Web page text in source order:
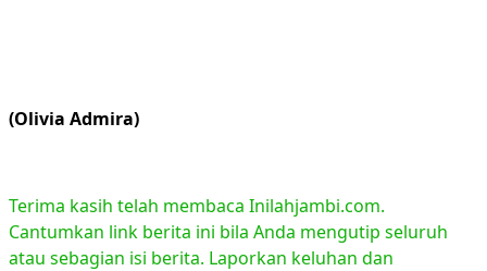
(Olivia Admira)
Terima kasih telah membaca Inilahjambi.com.
Cantumkan link berita ini bila Anda mengutip seluruh
atau sebagian isi berita. Laporkan keluhan dan